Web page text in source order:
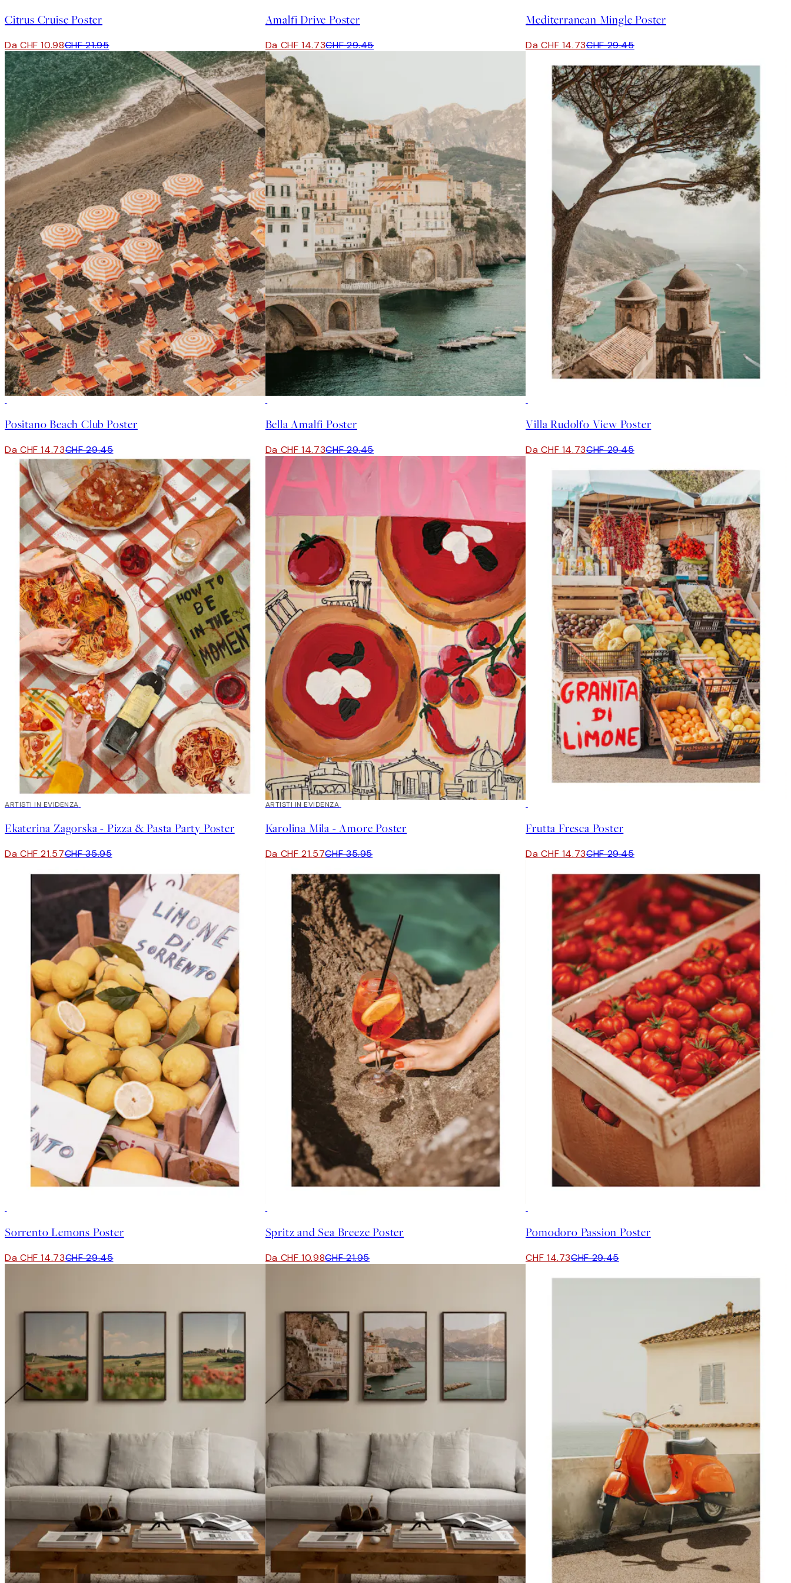
Citrus Cruise Poster
Da CHF 10.98CHF 21.95
Amalfi Drive Poster
Da CHF 14.73CHF 29.45
Mediterranean Mingle Poster
Da CHF 14.73CHF 29.45
Positano Beach Club Poster
Da CHF 14.73CHF 29.45
Bella Amalfi Poster
Da CHF 14.73CHF 29.45
Villa Rudolfo View Poster
Da CHF 14.73CHF 29.45
40%*
ARTISTI IN EVIDENZA
Ekaterina Zagorska - Pizza & Pasta Party Poster
Da CHF 21.57CHF 35.95
40%*
ARTISTI IN EVIDENZA
Karolina Mila - Amore Poster
Da CHF 21.57CHF 35.95
Frutta Fresca Poster
Da CHF 14.73CHF 29.45
Sorrento Lemons Poster
Da CHF 14.73CHF 29.45
Spritz and Sea Breeze Poster
Da CHF 10.98CHF 21.95
Pomodoro Passion Poster
CHF 14.73CHF 29.45